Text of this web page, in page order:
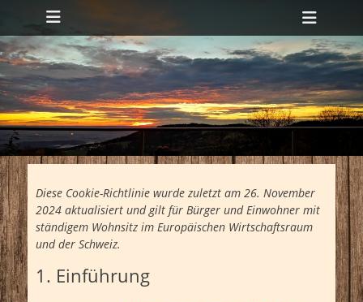
Primäres Menü
Zum
Inhalt
springen
Diese Cookie-Richtlinie wurde zuletzt am 26. November
2024 aktualisiert und gilt für Bürger und Einwohner mit
ständigem Wohnsitz im Europäischen Wirtschaftsraum
und der Schweiz.
1. Einführung